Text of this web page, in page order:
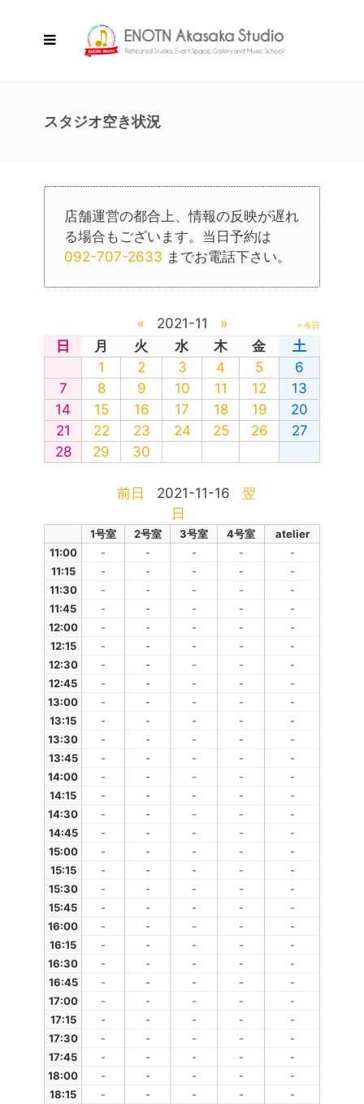
スタジオ空き状況
店舗運営の都合上、情報の反映が遅れ
る場合もございます。当日予約は
092-707-2633 までお電話下さい。
« 2021-11 » » 今日
日 月 火 水 木 金
土
1
2 3 4 5
6
7
8 9 10 11 12
13
14
15 16 17 18 19
20
21
22 23 24 25 26
27
28
29 30
前日 2021-11-16
翌
日
1号室 2号室 3号室 4号室
atelier
11:00
- - - -
-
11:15
- - - -
-
11:30
- - - -
-
11:45
- - - -
-
12:00
- - - -
-
12:15
- - - -
-
12:30
- - - -
-
12:45
- - - -
-
13:00
- - - -
-
13:15
- - - -
-
13:30
- - - -
-
13:45
- - - -
-
14:00
- - - -
-
14:15
- - - -
-
14:30
- - - -
-
14:45
- - - -
-
15:00
- - - -
-
15:15
- - - -
-
15:30
- - - -
-
15:45
- - - -
-
16:00
- - - -
-
16:15
- - - -
-
16:30
- - - -
-
16:45
- - - -
-
17:00
- - - -
-
17:15
- - - -
-
17:30
- - - -
-
17:45
- - - -
-
18:00
- - - -
-
18:15
- - - -
-